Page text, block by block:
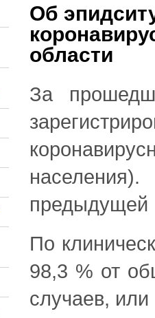
Об
области
За
предыдущей
По
98,3 % от
случаев, или